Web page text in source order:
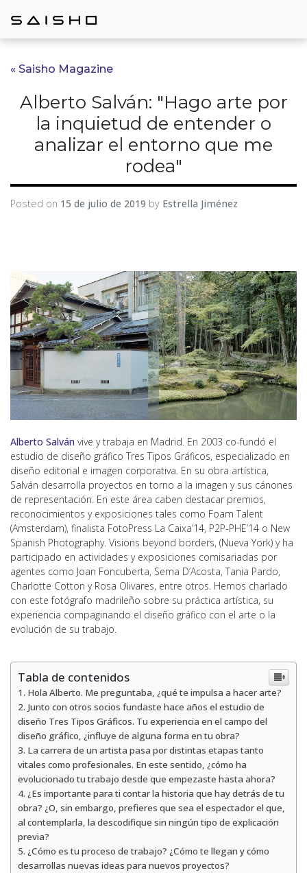
« Saisho Magazine
Alberto Salván: "Hago arte por
la inquietud de entender o
analizar el entorno que me
rodea"
Posted on 15 de julio de 2019 by Estrella Jiménez
Alberto Salván vive y trabaja en Madrid. En 2003 co-fundó el
estudio de diseño gráfico Tres Tipos Gráficos, especializado en
diseño editorial e imagen corporativa. En su obra artística,
Salván desarrolla proyectos en torno a la imagen y sus cánones
de representación. En este área caben destacar premios,
reconocimientos y exposiciones tales como Foam Talent
(Amsterdam), finalista FotoPress La Caixa’14, P2P-PHE’14 o New
Spanish Photography. Visions beyond borders, (Nueva York) y ha
participado en actividades y exposiciones comisariadas por
agentes como Joan Foncuberta, Sema D’Acosta, Tania Pardo,
Charlotte Cotton y Rosa Olivares, entre otros. Hemos charlado
con este fotógrafo madrileño sobre su práctica artística, su
experiencia compaginando el diseño gráfico con el arte o la
evolución de su trabajo.
Tabla de contenidos
Hola Alberto. Me preguntaba, ¿qué te impulsa a hacer arte?
Junto con otros socios fundaste hace años el estudio de
diseño Tres Tipos Gráficos. Tu experiencia en el campo del
diseño gráfico, ¿influye de alguna forma en tu obra?
La carrera de un artista pasa por distintas etapas tanto
vitales como profesionales. En este sentido, ¿cómo ha
evolucionado tu trabajo desde que empezaste hasta ahora?
¿Es importante para ti contar la historia que hay detrás de tu
obra? ¿O, sin embargo, prefieres que sea el espectador el que,
al contemplarla, la descodifique sin ningún tipo de explicación
previa?
¿Cómo es tu proceso de trabajo? ¿Cómo te llegan y cómo
desarrollas nuevas ideas para nuevos proyectos?